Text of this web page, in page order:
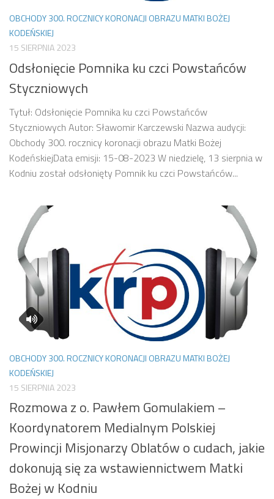
OBCHODY 300. ROCZNICY KORONACJI OBRAZU MATKI BOŻEJ
KODEŃSKIEJ
15 SIERPNIA 2023
Odsłonięcie Pomnika ku czci Powstańców
Styczniowych
Tytuł: Odsłonięcie Pomnika ku czci Powstańców
Styczniowych Autor: Sławomir Karczewski Nazwa audycji:
Obchody 300. rocznicy koronacji obrazu Matki Bożej
KodeńskiejData emisji: 15-08-2023 W niedzielę, 13 sierpnia w
Kodniu został odsłonięty Pomnik ku czci Powstańców...
OBCHODY 300. ROCZNICY KORONACJI OBRAZU MATKI BOŻEJ
KODEŃSKIEJ
15 SIERPNIA 2023
Rozmowa z o. Pawłem Gomulakiem –
Koordynatorem Medialnym Polskiej
Prowincji Misjonarzy Oblatów o cudach, jakie
dokonują się za wstawiennictwem Matki
Bożej w Kodniu